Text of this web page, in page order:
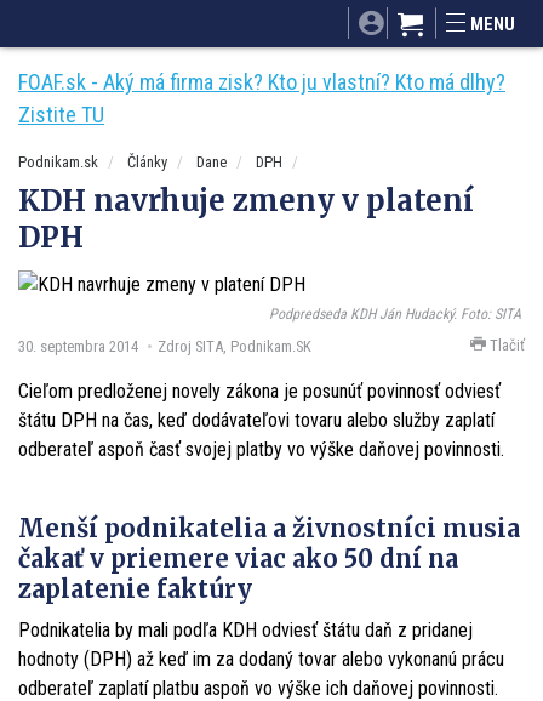
Mnamky-recepty.sk
MENU
FOAF.sk - Aký má firma zisk? Kto ju vlastní? Kto má dlhy?
Zistite TU
Podnikam.sk Články Dane DPH
KDH navrhuje zmeny v platení
DPH
Podpredseda KDH Ján Hudacký. Foto: SITA
30. septembra 2014 Zdroj SITA, Podnikam.SK Tlačiť
Cieľom predloženej novely zákona je posunúť povinnosť odviesť
štátu DPH na čas, keď dodávateľovi tovaru alebo služby zaplatí
odberateľ aspoň časť svojej platby vo výške daňovej povinnosti.
Menší podnikatelia a živnostníci musia
čakať v priemere viac ako 50 dní na
zaplatenie faktúry
Podnikatelia by mali podľa KDH odviesť štátu daň z pridanej
hodnoty (DPH) až keď im za dodaný tovar alebo vykonanú prácu
odberateľ zaplatí platbu aspoň vo výške ich daňovej povinnosti.